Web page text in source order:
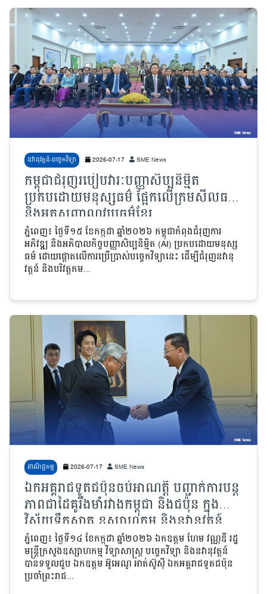
នវានុវត្តន៍-បច្ចេកវិទ្យា 2026-07-17 SME News
កម្ពុជាជំរុញរបៀបវារៈបញ្ញាសិប្បនិម្មិត
ប្រកបដោយមនុស្សធម៌ ផ្អែកលើក្រមសីលធម៌
និងអត្តសញ្ញាណវប្បធម៌ខ្មែរ
ភ្នំពេញ៖ ថ្ងៃទី១៥ ខែកក្កដា ឆ្នាំ២០២៦ កម្ពុជាកំពុងជំរុញការ
អភិវឌ្ឍ និងអភិបាលកិច្ចបញ្ញាសិប្បនិម្មិត (AI) ប្រកបដោយមនុស្ស
ធម៌ ដោយផ្តោតលើការប្រើប្រាស់បច្ចេកវិទ្យានេះ ដើម្បីជំរុញនវានុ
វត្តន៍ និងបរិវត្តកម...
ពាណិជ្ជកម្ម 2026-07-17 SME News
ឯកអគ្គរាជទូតជប៉ុនចប់អាណត្តិ បញ្ជាក់ការបន្ត
ភាពជាដៃគូរឹងមាំរវាងកម្ពុជា និងជប៉ុន ក្នុង
វិស័យទឹកស្អាត ឧស្សាហកម្ម និងនវានុវត្តន៍
ភ្នំពេញ៖ ថ្ងៃទី១៤ ខែកក្កដា ឆ្នាំ២០២៦ ឯកឧត្តម ហែម វណ្ណឌី រដ្ឋ
មន្ត្រីក្រសួងឧស្សាហកម្ម វិទ្យាសាស្ត្រ បច្ចេកវិទ្យា និងនវានុវត្តន៍
បានទទួលជួប ឯកឧត្តម អ៊ូអេណូ អាត់ស៊ូស៊ី ឯកអគ្គរាជទូតជប៉ុន
ប្រចាំព្រះរាជ...